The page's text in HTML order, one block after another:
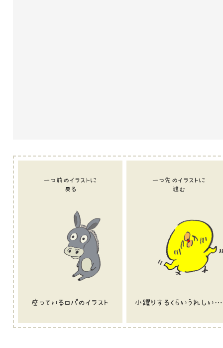
一つ前のイラストに
戻る
座っているロバのイラスト
一つ先のイラストに
進む
小躍りするくらいうれしいことがあったひよこのイラスト